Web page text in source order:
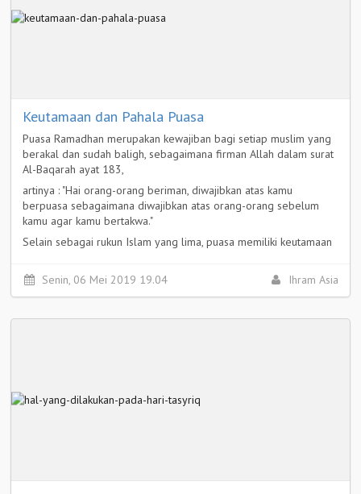
Keutamaan dan Pahala Puasa
Puasa Ramadhan merupakan kewajiban bagi setiap muslim yang
berakal dan sudah baligh, sebagaimana firman Allah dalam surat
Al-Baqarah ayat 183,
artinya : "Hai orang-orang beriman, diwajibkan atas kamu
berpuasa sebagaimana diwajibkan atas orang-orang sebelum
kamu agar kamu bertakwa."
Selain sebagai rukun Islam yang lima, puasa memiliki keutamaan
keutamaan dan pahala puasa ? simak selengkapnya...
Selengkapnya >
Senin, 06 Mei 2019 19.04 Ihram Asia